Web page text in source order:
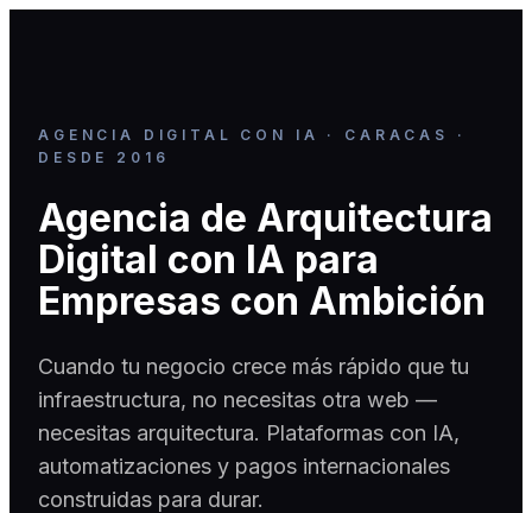
AGENCIA DIGITAL CON IA · CARACAS ·
DESDE 2016
Agencia de Arquitectura
Digital con IA para
Empresas con Ambición
Cuando tu negocio crece más rápido que tu
infraestructura, no necesitas otra web —
necesitas arquitectura. Plataformas con IA,
automatizaciones y pagos internacionales
construidas para durar.